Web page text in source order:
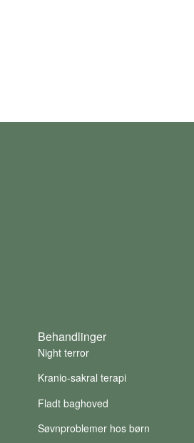
Behandlinger
Night terror
Kranio-sakral terapi
Fladt baghoved
Søvnproblemer hos børn